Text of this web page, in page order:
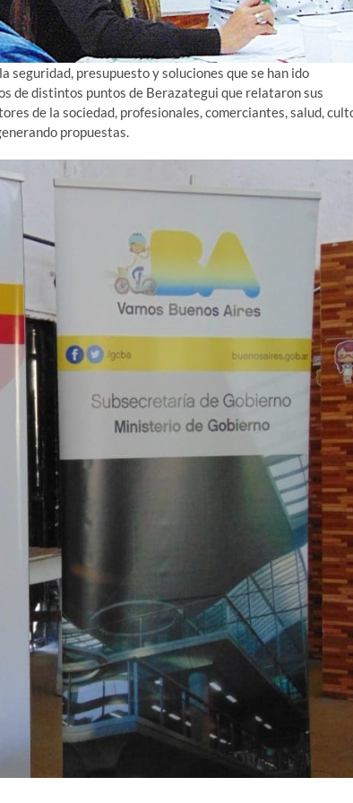
presupuesto y soluciones que se han ido
de distintos puntos de Berazategui que relataron sus
de la sociedad, profesionales, comerciantes, salud,
propuestas.